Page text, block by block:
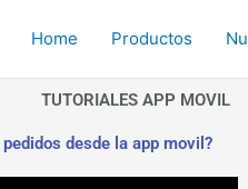
Home Productos
TUTORIALES APP MOVIL
desde la app movil?